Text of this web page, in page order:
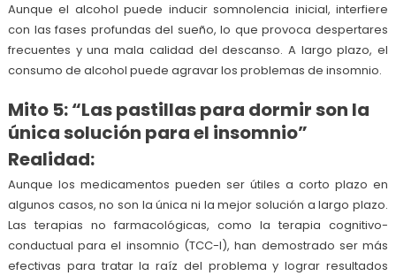
Aunque el alcohol puede inducir somnolencia inicial, interfiere
con las fases profundas del sueño, lo que provoca despertares
frecuentes y una mala calidad del descanso. A largo plazo, el
consumo de alcohol puede agravar los problemas de insomnio.
Mito 5: “Las pastillas para dormir son la
única solución para el insomnio”
Realidad:
Aunque los medicamentos pueden ser útiles a corto plazo en
algunos casos, no son la única ni la mejor solución a largo plazo.
Las terapias no farmacológicas, como la terapia cognitivo-
conductual para el insomnio (TCC-I), han demostrado ser más
efectivas para tratar la raíz del problema y lograr resultados